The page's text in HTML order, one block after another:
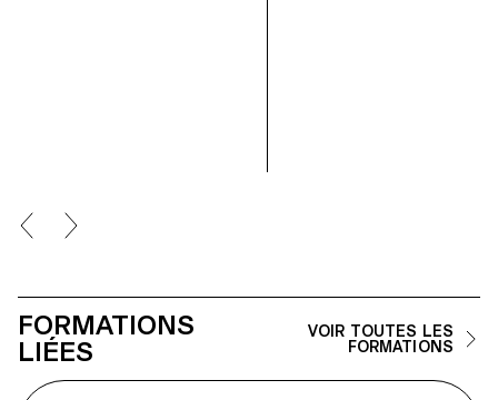
FORMATIONS
LIÉES
VOIR TOUTES LES
FORMATIONS